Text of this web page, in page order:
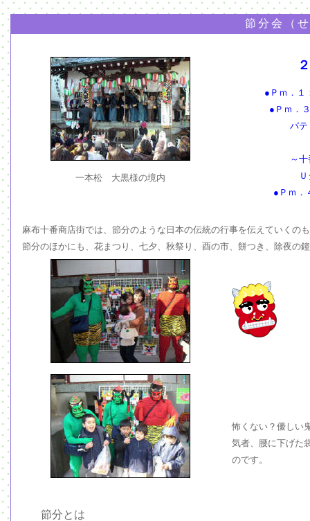
節分会（
一本松 大黒様の境内
●Ｐｍ．１
●Ｐｍ．
パティ
～十番
Ｕタ
●Ｐｍ．
麻布十番商店街では、節分のような日本の伝統の行事を伝えていくの
節分のほかにも、花まつり、七夕、秋祭り、酉の市、餅つき、除夜の
怖くない？優しい
気者、腰に下げた
のです。
節分とは